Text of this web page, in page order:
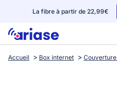
La fibre à partir de 22,99€
Box internet
Accueil Box internet